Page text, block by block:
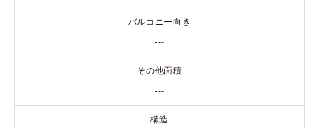
バルコニー向き
---
その他面積
---
構造